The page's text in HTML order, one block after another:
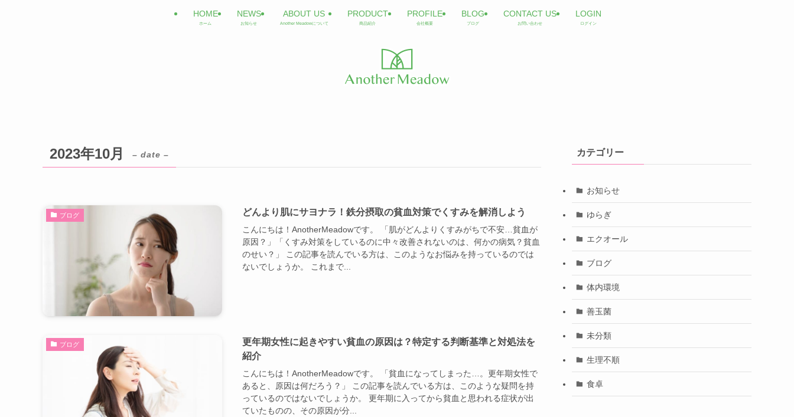
HOME
ホーム
NEWS
お知らせ
ABOUT US
Another Meadowについて
PRODUCT
商品紹介
PROFILE
会社概要
BLOG
ブログ
CONTACT US
お問い合わせ
LOGIN
ログイン
2023年10月 – date –
ブログ どんより肌にサヨナラ！鉄分摂取の貧血対策でくすみを解消しよう
こんにちは！AnotherMeadowです。 「肌がどんよりくすみがちで不安…貧血が
原因？」「くすみ対策をしているのに中々改善されないのは、何かの病気？貧血
のせい？」 この記事を読んでいる方は、このようなお悩みを持っているのでは
ないでしょうか。 これまで...
ブログ
更年期女性に起きやすい貧血の原因は？特定する判断基準と対処法を
紹介
こんにちは！AnotherMeadowです。 「貧血になってしまった…。更年期女性で
あると、原因は何だろう？」 この記事を読んでいる方は、このような疑問を持
っているのではないでしょうか。 更年期に入ってから貧血と思われる症状が出
ていたものの、その原因が分...
カテゴリー
お知らせ
ゆらぎ
エクオール
ブログ
体内環境
善玉菌
未分類
生理不順
食卓